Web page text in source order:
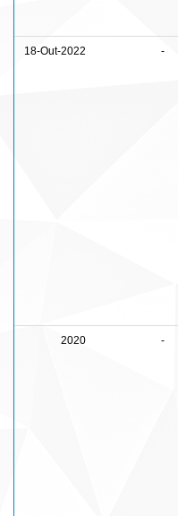
18-Out-2022 -
2020 -